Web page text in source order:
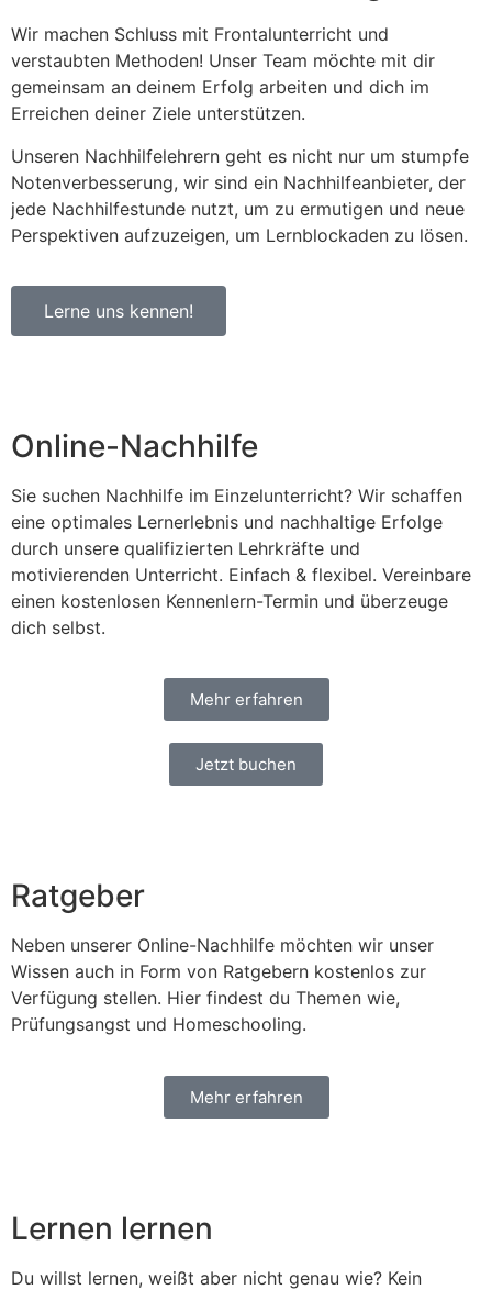
Wir machen Schluss mit Frontalunterricht und
verstaubten Methoden! Unser Team möchte mit dir
gemeinsam an deinem Erfolg arbeiten und dich im
Erreichen deiner Ziele unterstützen.
Unseren Nachhilfelehrern geht es nicht nur um stumpfe
Notenverbesserung, wir sind ein Nachhilfeanbieter, der
jede Nachhilfestunde nutzt, um zu ermutigen und neue
Perspektiven aufzuzeigen, um Lernblockaden zu lösen.
Lerne uns kennen!
Online-Nachhilfe
Sie suchen Nachhilfe im Einzelunterricht? Wir schaffen
eine optimales Lernerlebnis und nachhaltige Erfolge
durch unsere qualifizierten Lehrkräfte und
motivierenden Unterricht. Einfach & flexibel. Vereinbare
einen kostenlosen Kennenlern-Termin und überzeuge
dich selbst.
Mehr erfahren
Jetzt buchen
Ratgeber
Neben unserer Online-Nachhilfe möchten wir unser
Wissen auch in Form von Ratgebern kostenlos zur
Verfügung stellen. Hier findest du Themen wie,
Prüfungsangst und Homeschooling.
Mehr erfahren
Lernen lernen
Du willst lernen, weißt aber nicht genau wie? Kein